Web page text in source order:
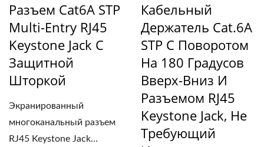
Разъем Cat6A STP
Multi-Entry RJ45
Keystone Jack С
Защитной
Шторкой
Экранированный
многоканальный разъем
RJ45 Keystone Jack
Кабельный
Держатель Cat.6A
STP С Поворотом
На 180 Градусов
Вверх-Вниз И
Разъемом RJ45
Keystone Jack, Не
Требующий